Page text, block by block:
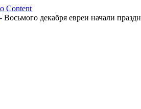
Content
- Восьмого декабря евреи начали